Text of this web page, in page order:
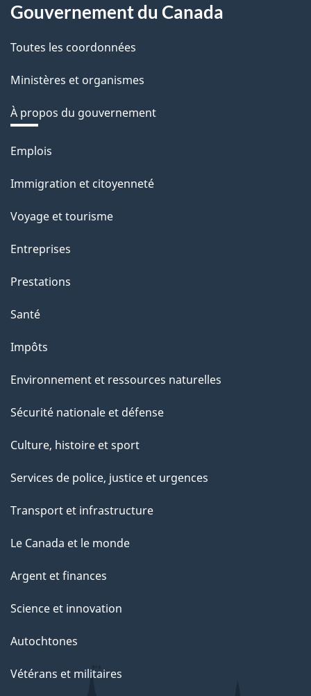
Gouvernement du Canada
Toutes les coordonnées
Ministères et organismes
À propos du gouvernement
Thèmes
sujets
Emplois
Immigration et citoyenneté
Voyage et tourisme
Entreprises
Prestations
Santé
Impôts
Environnement et ressources naturelles
Sécurité nationale et défense
Culture, histoire et sport
Services de police, justice et urgences
Transport et infrastructure
Le Canada et le monde
Argent et finances
Science et innovation
Autochtones
Vétérans et militaires